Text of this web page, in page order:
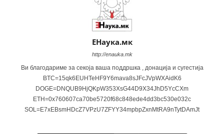
ЕНаука.мк
http://enauka.mk
Ви благодариме за секоја ваша поддршка , донација и сугестија
BTC=15qk6EUHTeHF9Y6mava8sJFcJVpWXAidK6
DOGE=DNQUB9HjQKpW353XsG44D9X34JhD5YcCXm
ETH=0x760607ca70be5720f68c848ede4dd3bc530e032c
SOL=E7xEBsmHDcZ7VPzU7ZFYY34mpbpZxnMtRA9nTytDAmJt